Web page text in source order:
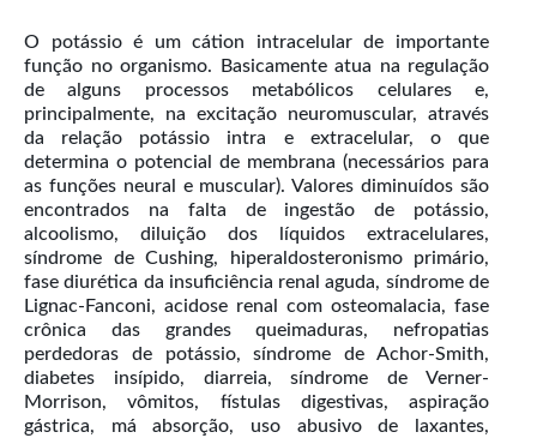
O potássio é um cátion intracelular de importante
função no organismo. Basicamente atua na regulação
de alguns processos metabólicos celulares e,
principalmente, na excitação neuromuscular, através
da relação potássio intra e extracelular, o que
determina o potencial de membrana (necessários para
as funções neural e muscular). Valores diminuídos são
encontrados na falta de ingestão de potássio,
alcoolismo, diluição dos líquidos extracelulares,
síndrome de Cushing, hiperaldosteronismo primário,
fase diurética da insuficiência renal aguda, síndrome de
Lignac-Fanconi, acidose renal com osteomalacia, fase
crônica das grandes queimaduras, nefropatias
perdedoras de potássio, síndrome de Achor-Smith,
diabetes insípido, diarreia, síndrome de Verner-
Morrison, vômitos, fístulas digestivas, aspiração
gástrica, má absorção, uso abusivo de laxantes,